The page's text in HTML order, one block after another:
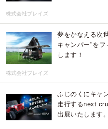
株式会社ブレイズ
夢をかなえる次
キャンパー"をフ
します！
株式会社ブレイズ
ふじのくにキャ
走行するnext
出展いたします。